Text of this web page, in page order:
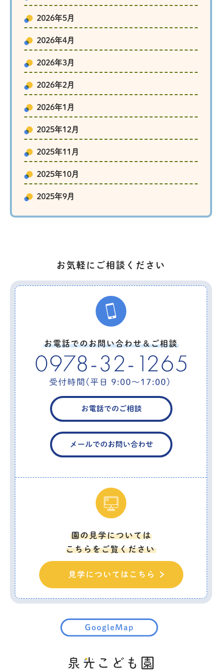
2026年5月
2026年4月
2026年3月
2026年2月
2026年1月
2025年12月
2025年11月
2025年10月
2025年9月
お気軽にご相談ください
お電話でのお問い合わせ＆ご相談
園の見学については
こちらをご覧ください